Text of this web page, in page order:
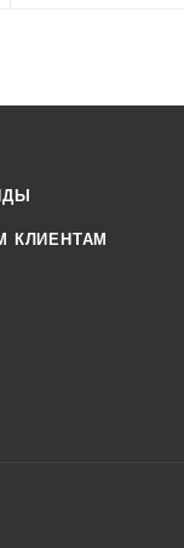
КЛИЕНТАМ